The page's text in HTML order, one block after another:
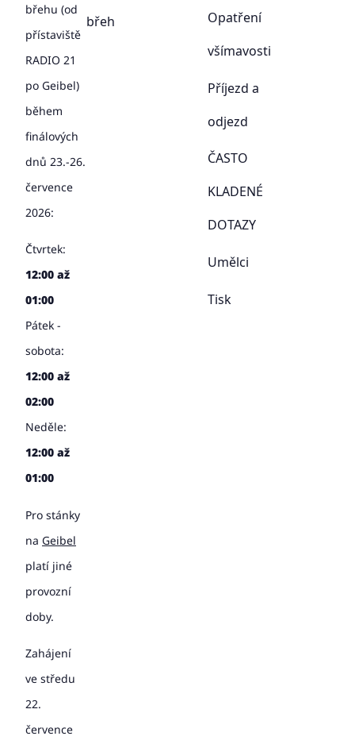
břehu (od
přístaviště
RADIO 21
po Geibel)
během
finálových
dnů 23.-26.
července
2026:
Čtvrtek:
12:00 až
01:00
Pátek -
sobota:
12:00 až
02:00
Neděle:
12:00 až
01:00
Pro stánky
na Geibel
platí jiné
provozní
doby.
Zahájení
ve středu
22.
července
břeh
Opatření
všímavosti
Příjezd a
odjezd
ČASTO
KLADENÉ
DOTAZY
Umělci
Tisk